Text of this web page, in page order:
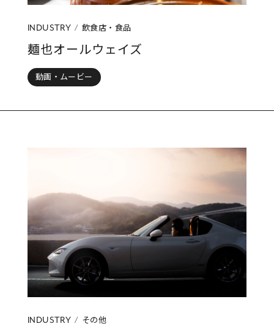
INDUSTRY 飲食店・食品
麺也オールウェイズ
動画・ムービー
INDUSTRY その他